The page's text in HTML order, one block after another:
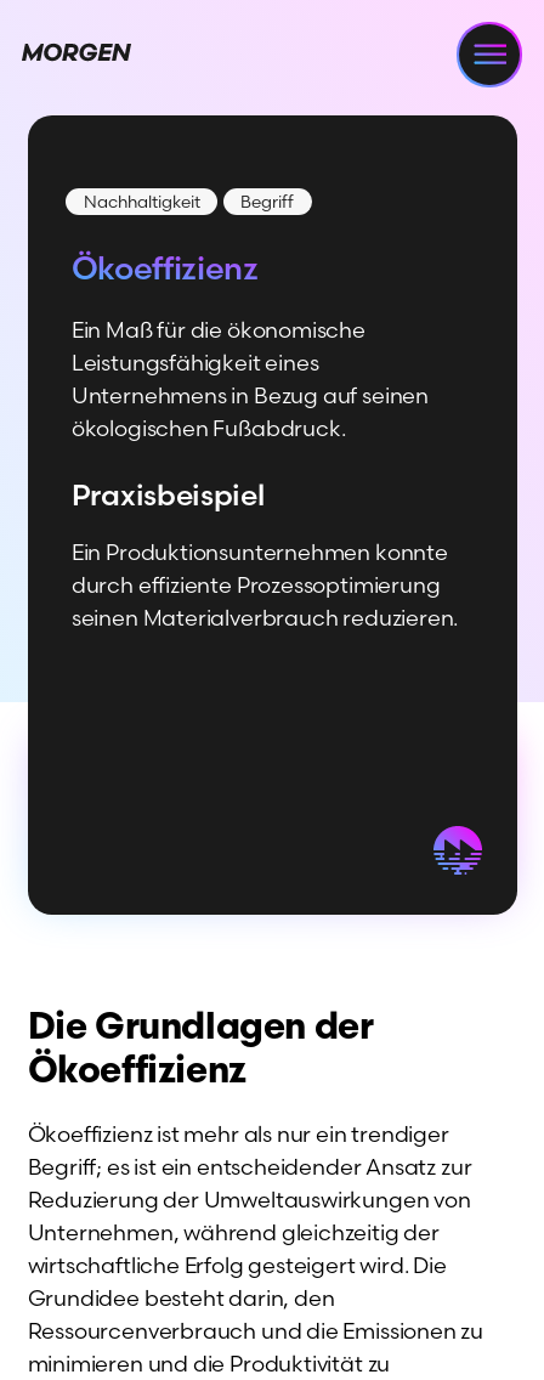
Nachhaltigkeit Begriff
Ökoeffizienz
Ein Maß für die ökonomische
Leistungsfähigkeit eines
Unternehmens in Bezug auf seinen
ökologischen Fußabdruck.
Praxisbeispiel
Ein Produktionsunternehmen konnte
durch effiziente Prozessoptimierung
seinen Materialverbrauch reduzieren.
Die Grundlagen der
Ökoeffizienz
Ökoeffizienz ist mehr als nur ein trendiger
Begriff; es ist ein entscheidender Ansatz zur
Reduzierung der Umweltauswirkungen von
Unternehmen, während gleichzeitig der
wirtschaftliche Erfolg gesteigert wird. Die
Grundidee besteht darin, den
Ressourcenverbrauch und die Emissionen zu
minimieren und die Produktivität zu